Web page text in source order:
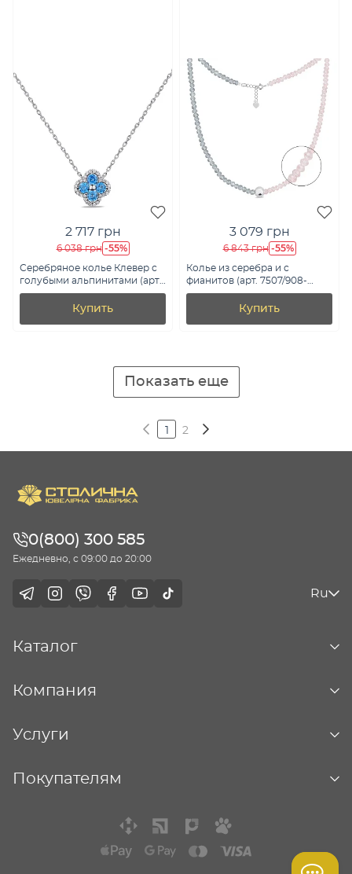
2 717 грн
6 038 грн -55%
Серебряное колье Клевер с
голубыми альпинитами (арт.
7507/1846аг)
Купить
3 079 грн
6 843 грн -55%
Колье из серебра и с
фианитов (арт. 7507/908-
01487)
Купить
Показать еще
2
0(800) 300 585
Ежедневно, с 09:00 до 20:00
Ru
Каталог
Компания
Услуги
Покупателям